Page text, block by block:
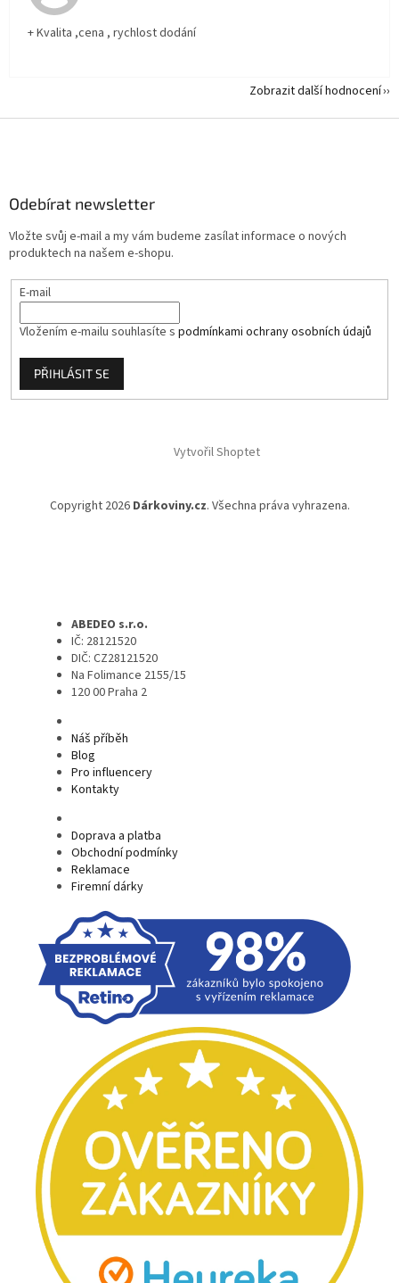
+ Kvalita ,cena , rychlost dodání
Zobrazit další hodnocení
Odebírat newsletter
Vložte svůj e-mail a my vám budeme zasílat informace o nových
produktech na našem e-shopu.
E-mail
Vložením e-mailu souhlasíte s podmínkami ochrany osobních údajů
PŘIHLÁSIT SE
Vytvořil Shoptet
Copyright 2026 Dárkoviny.cz. Všechna práva vyhrazena.
ABEDEO s.r.o.
IČ: 28121520
DIČ: CZ28121520
Na Folimance 2155/15
120 00 Praha 2
Náš příběh
Blog
Pro influencery
Kontakty
Doprava a platba
Obchodní podmínky
Reklamace
Firemní dárky